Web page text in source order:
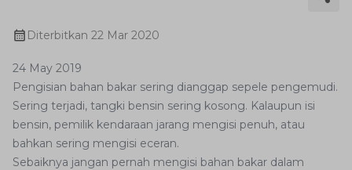
Diterbitkan 22 Mar 2020
24 May 2019
Pengisian bahan bakar sering dianggap sepele pengemudi.
Sering terjadi, tangki bensin sering kosong. Kalaupun isi
bensin, pemilik kendaraan jarang mengisi penuh, atau
bahkan sering mengisi eceran.
Sebaiknya jangan pernah mengisi bahan bakar dalam